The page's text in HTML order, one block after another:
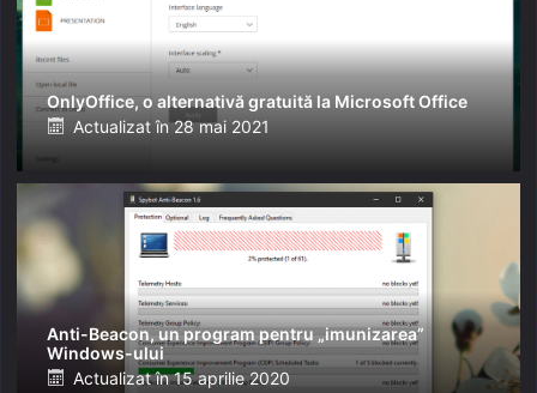
OnlyOffice, o alternativă gratuită la Microsoft Office
Posted
Actualizat în 28 mai 2021
Anti-Beacon, un program pentru „imunizarea”
Windows-ului
Posted
Actualizat în 15 aprilie 2020